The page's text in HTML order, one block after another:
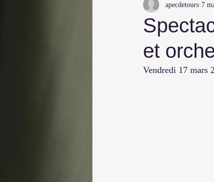
et
apecdetours 7
Vendredi 17 mars